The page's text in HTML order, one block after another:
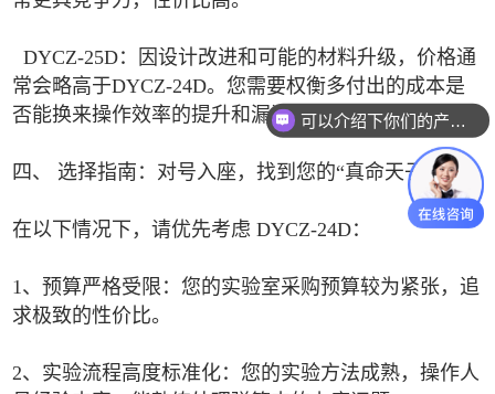
DYCZ-25D：因设计改进和可能的材料升级，价格通
常会略高于DYCZ-24D。您需要权衡多付出的成本是
否能换来操作效率的提升和漏液风险的降低。
四、 选择指南：对号入座，找到您的“真命天子”
在以下情况下，请优先考虑 DYCZ-24D：
1、预算严格受限：您的实验室采购预算较为紧张，追
求极致的性价比。
2、实验流程高度标准化：您的实验方法成熟，操作人